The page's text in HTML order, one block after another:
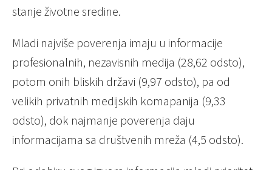
stanje životne sredine.
Mladi najviše poverenja imaju u informacije
profesionalnih, nezavisnih medija (28,62 odsto),
potom onih bliskih državi (9,97 odsto), pa od
velikih privatnih medijskih komapanija (9,33
odsto), dok najmanje poverenja daju
informacijama sa društvenih mreža (4,5 odsto).